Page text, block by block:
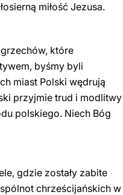
miłość Jezusa.
które
byśmy byli
miast Polski wędrują
przyjmie trud i modlitwy
polskiego. Niech Bóg
gdzie zostały zabite
chrześcijańskich w